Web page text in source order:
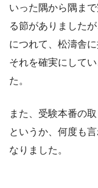
いった隅から隅ま
る節がありました
につれて、松濤舎
それを確実にして
た。
また、受験本番の
というか、何度も
なりました。